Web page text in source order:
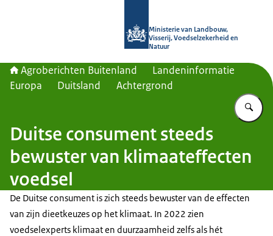
Ministerie van Landbouw,
Visserij, Voedselzekerheid en
Natuur
Agroberichten Buitenland
Landeninformatie
Europa
Duitsland Achtergrond
Duitse consument steeds
bewuster van klimaateffecten
voedsel
De Duitse consument is zich steeds bewuster van de effecten
van zijn dieetkeuzes op het klimaat. In 2022 zien
voedselexperts klimaat en duurzaamheid zelfs als hét